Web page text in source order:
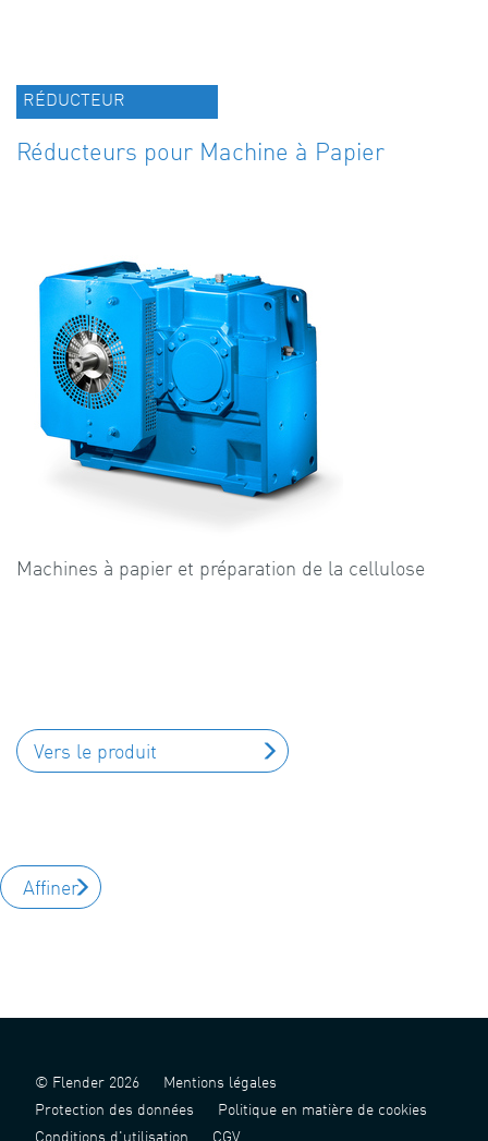
RÉDUCTEUR
Réducteurs pour Machine à Papier
Machines à papier et préparation de la cellulose
Vers le produit
Affiner
© Flender 2026
Mentions légales
Protection des données
Politique en matière de cookies
Conditions d'utilisation
CGV